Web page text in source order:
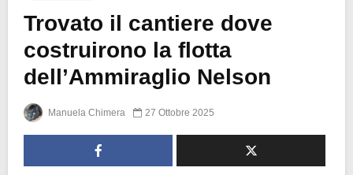
Trovato il cantiere dove
costruirono la flotta
dell’Ammiraglio Nelson
Manuela Chimera 27 Ottobre 2025